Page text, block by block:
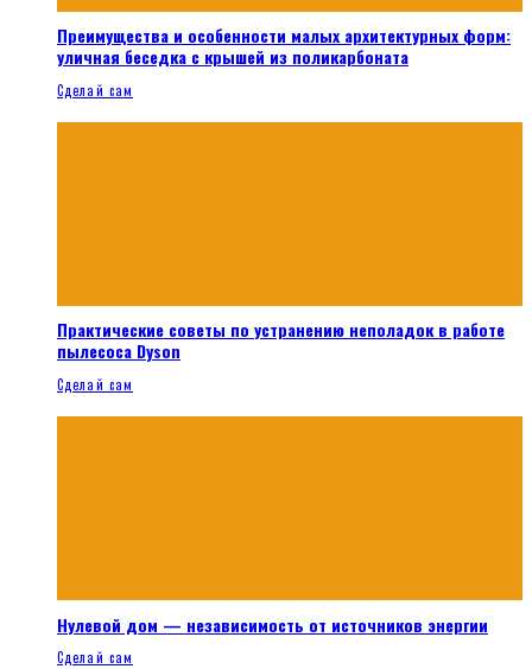
Преимущества и особенности малых архитектурных форм:
уличная беседка с крышей из поликарбоната
Сделай сам
Практические советы по устранению неполадок в работе
пылесоса Dyson
Сделай сам
Нулевой дом — независимость от источников энергии
Сделай сам